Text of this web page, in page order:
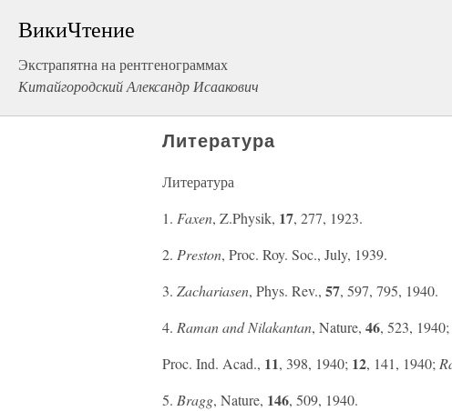
ВикиЧтение
Экстрапятна на рентгенограммах
Китайгородский Александр Исаакович
Литература
Литература
1. Faxen, Z.Physik, 17, 277, 1923.
2. Preston, Proc. Roy. Soc., July, 1939.
3. Zachariasen, Phys. Rev., 57, 597, 795, 1940.
4. Raman and Nilakantan, Nature, 46, 523, 1940;
Proc. Ind. Acad., 11, 398, 1940; 12, 141, 1940;
5. Bragg, Nature, 146, 509, 1940.